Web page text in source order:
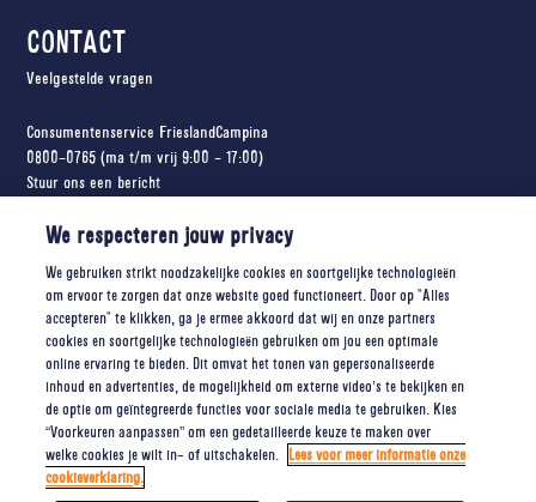
CONTACT
Veelgestelde vragen
Consumentenservice FrieslandCampina
0800-0765 (ma t/m vrij 9:00 - 17:00)
Stuur ons een bericht
3800 VB Amersfoort
VOLG ONS OP SOCIAL
We respecteren jouw privacy
We gebruiken strikt noodzakelijke cookies en soortgelijke technologieën
om ervoor te zorgen dat onze website goed functioneert. Door op "Alles
accepteren" te klikken, ga je ermee akkoord dat wij en onze partners
cookies en soortgelijke technologieën gebruiken om jou een optimale
online ervaring te bieden. Dit omvat het tonen van gepersonaliseerde
inhoud en advertenties, de mogelijkheid om externe video’s te bekijken en
de optie om geïntegreerde functies voor sociale media te gebruiken. Kies
“Voorkeuren aanpassen” om een gedetailleerde keuze te maken over
welke cookies je wilt in- of uitschakelen. Lees voor meer informatie onze
cookieverklaring.